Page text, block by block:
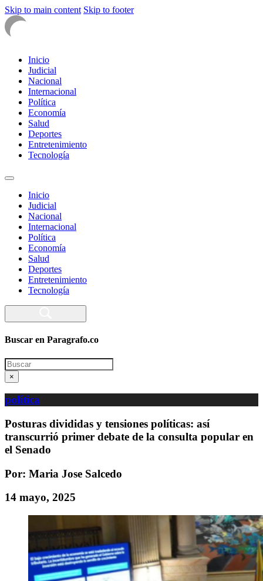
Skip to main content Skip to footer
Inicio
Judicial
Nacional
Internacional
Política
Economía
Salud
Deportes
Entretenimiento
Tecnología
Inicio
Judicial
Nacional
Internacional
Política
Economía
Salud
Deportes
Entretenimiento
Tecnología
Buscar en Paragrafo.co
Search
×
política
Posturas divididas y tensiones políticas: así
transcurrió primer debate de la consulta popular en
el Senado
Por: Maria Jose Salcedo
14 mayo, 2025